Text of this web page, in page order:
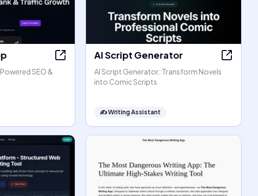
SEO &
AI Script Generator
AI Script Generator: Transform Novels
into Comic Scripts
✍️Writing Assistant